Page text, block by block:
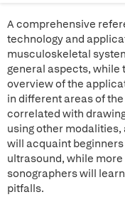
A comprehensive
technology and
musculoskeletal
general aspects, while
overview of the
in different areas of
correlated with
using other
will acquaint
ultrasound, while
sonographers will
pitfalls.